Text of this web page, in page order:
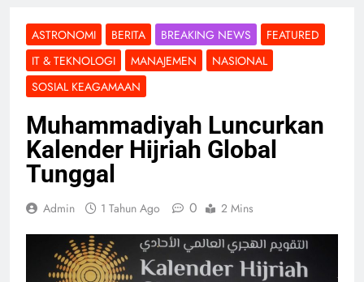
ASTRONOMI BERITA BREAKING NEWS
FEATURED
IT & TEKNOLOGI
MANAJEMEN
NASIONAL
SOSIAL KEAGAMAAN
Muhammadiyah Luncurkan
Kalender Hijriah Global
Tunggal
Admin 1 Tahun Ago 0 2 Mins